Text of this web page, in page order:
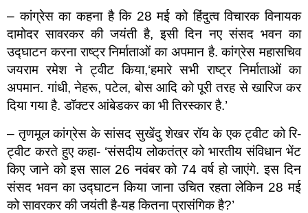
– कांग्रेस का कहना है कि 28 मई को हिंदुत्व विचारक विनायक
दामोदर सावरकर की जयंती है, इसी दिन नए संसद भवन का
उद्घाटन करना राष्ट्र निर्माताओं का अपमान है. कांग्रेस महासचिव
जयराम रमेश ने ट्वीट किया,‘हमारे सभी राष्ट्र निर्माताओं का
अपमान. गांधी, नेहरू, पटेल, बोस आदि को पूरी तरह से खारिज कर
दिया गया है. डॉक्टर आंबेडकर का भी तिरस्कार है.’
– तृणमूल कांग्रेस के सांसद सुखेंदु शेखर रॉय के एक ट्वीट को रि-
ट्वीट करते हुए कहा- ‘संसदीय लोकतंत्र को भारतीय संविधान भेंट
किए जाने को इस साल 26 नवंबर को 74 वर्ष हो जाएंगे. इस दिन
संसद भवन का उद्घाटन किया जाना उचित रहता लेकिन 28 मई
को सावरकर की जयंती है-यह कितना प्रासंगिक है?’